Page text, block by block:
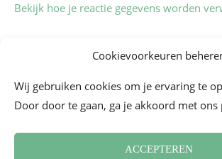
Cookievoorkeuren
Wij gebruiken cookies om je ervaring te
Door door te gaan, ga je akkoord met ons
ACCEPTEREN
Bekijk hoe je reactie gegevens worden